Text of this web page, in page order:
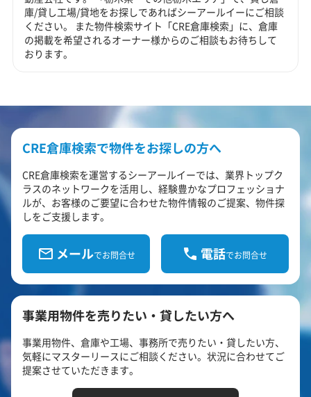
庫/貸し工場/貸地をお探しであればシーアールイーにご相談
ください。 また物件検索サイト「CRE倉庫検索」に、倉庫
の掲載を希望されるオーナー様からのご相談もお待ちして
おります。
CRE倉庫検索で物件をお探しの方へ
CRE倉庫検索を運営するシーアールイーでは、業界トップク
ラスのネットワークを活用し、経験豊かなプロフェッショナ
ルが、お客様のご要望に合わせた物件情報のご提案、物件探
しをご支援します。
メールでお問合せ 電話でお問合せ
事業用物件を売りたい・貸したい方へ
事業用物件、倉庫や工場、事務所で売りたい・貸したい方、
気軽にマスターリースにご相談ください。状況に合わせてご
提案させていただきます。